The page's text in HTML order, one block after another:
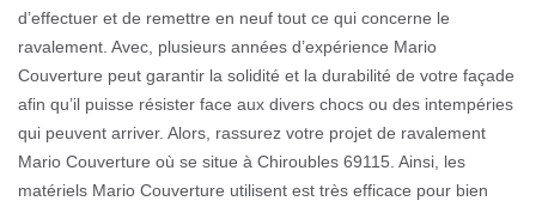
d’effectuer et de remettre en neuf tout ce qui concerne le
ravalement. Avec, plusieurs années d’expérience Mario
Couverture peut garantir la solidité et la durabilité de votre façade
afin qu’il puisse résister face aux divers chocs ou des intempéries
qui peuvent arriver. Alors, rassurez votre projet de ravalement
Mario Couverture où se situe à Chiroubles 69115. Ainsi, les
matériels Mario Couverture utilisent est très efficace pour bien